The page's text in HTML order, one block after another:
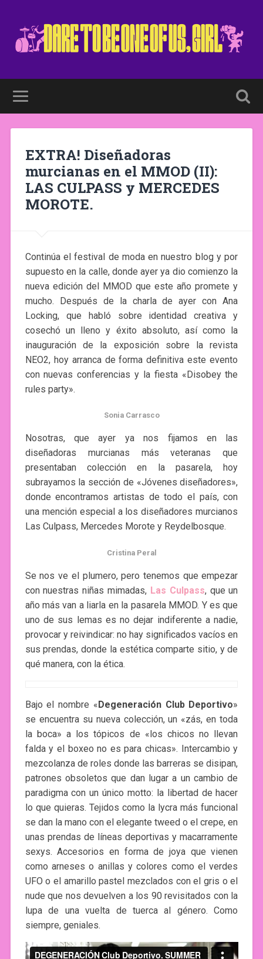
EXTRA! Diseñadoras
murcianas en el MMOD (II):
LAS CULPASS y MERCEDES
MOROTE.
Continúa el festival de moda en nuestro blog y por
supuesto en la calle, donde ayer ya dio comienzo la
nueva edición del MMOD que este año promete y
mucho. Después de la charla de ayer con Ana
Locking, que habló sobre identidad creativa y
cosechó un lleno y éxito absoluto, así como la
inauguración de la exposición sobre la revista
NEO2, hoy arranca de forma definitiva este evento
con nuevas conferencias y la fiesta «Disobey the
rules party».
Sonia Carrasco
Nosotras, que ayer ya nos fijamos en las
diseñadoras murcianas más veteranas que
presentaban colección en la pasarela, hoy
subrayamos la sección de «Jóvenes diseñadores»,
donde encontramos artistas de todo el país, con
una mención especial a los diseñadores murcianos
Las Culpass, Mercedes Morote y Reydelbosque.
Cristina Peral
Se nos ve el plumero, pero tenemos que empezar
con nuestras niñas mimadas, Las Culpass, que un
año más van a liarla en la pasarela MMOD. Y es que
uno de sus lemas es no dejar indiferente a nadie,
provocar y reivindicar: no hay significados vacíos en
sus prendas, donde la estética comparte sitio, y de
qué manera, con la ética.
Bajo el nombre «Degeneración Club Deportivo»
se encuentra su nueva colección, un «zás, en toda
la boca» a los tópicos de «los chicos no llevan
falda y el boxeo no es para chicas». Intercambio y
mezcolanza de roles donde las barreras se disipan,
patrones obsoletos que dan lugar a un cambio de
paradigma con un único motto: la libertad de hacer
lo que quieras. Tejidos como la lycra más funcional
se dan la mano con el elegante tweed o el crepe, en
unas prendas de líneas deportivas y macarramente
sexys. Accesorios en forma de joya que vienen
como arneses o anillas y colores como el verdes
UFO o el amarillo pastel mezclados con el gris o el
nude que nos devuelven a los 90 revisitados con la
lupa de una vuelta de tuerca al género. Como
siempre, geniales.